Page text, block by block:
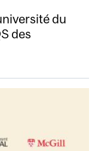
du
des